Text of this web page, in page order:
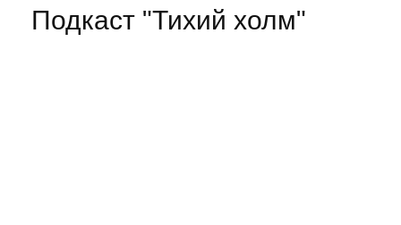
Подкаст "Тихий холм"